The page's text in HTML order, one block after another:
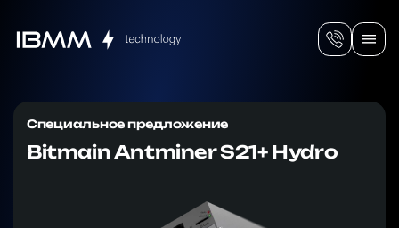
Специальное предложение
Bitmain Antminer S21+ Hydro